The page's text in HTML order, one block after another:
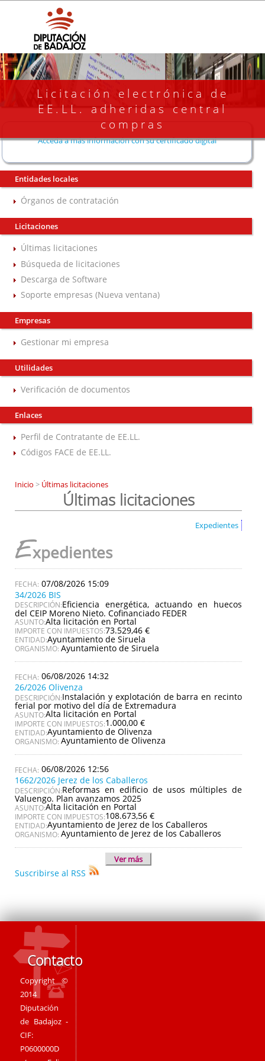
Licitación electrónica de
EE.LL. adheridas central
compras
Acceda a más información con su certificado digital
Entidades locales
Órganos de contratación
Licitaciones
Últimas licitaciones
Búsqueda de licitaciones
Descarga de Software
Soporte empresas (Nueva ventana)
Empresas
Gestionar mi empresa
Utilidades
Verificación de documentos
Enlaces
Perfil de Contratante de EE.LL.
Códigos FACE de EE.LL.
Inicio > Últimas licitaciones
Últimas licitaciones
Expedientes
Expedientes
07/08/2026 15:09
34/2026 BIS
DESCRIPCIÓN:Eficiencia energética, actuando en huecos
del CEIP Moreno Nieto. Cofinanciado FEDER
ASUNTO:Alta licitación en Portal
IMPORTE CON IMPUESTOS:73.529,46 €
ENTIDAD:Ayuntamiento de Siruela
ORGANISMO: Ayuntamiento de Siruela
06/08/2026 14:32
26/2026 Olivenza
DESCRIPCIÓN:Instalación y explotación de barra en recinto
ferial por motivo del día de Extremadura
ASUNTO:Alta licitación en Portal
IMPORTE CON IMPUESTOS:1.000,00 €
ENTIDAD:Ayuntamiento de Olivenza
ORGANISMO: Ayuntamiento de Olivenza
06/08/2026 12:56
1662/2026 Jerez de los Caballeros
DESCRIPCIÓN:Reformas en edificio de usos múltiples de
Valuengo. Plan avanzamos 2025
ASUNTO:Alta licitación en Portal
IMPORTE CON IMPUESTOS:108.673,56 €
ENTIDAD:Ayuntamiento de Jerez de los Caballeros
ORGANISMO: Ayuntamiento de Jerez de los Caballeros
Ver más
Suscribirse al RSS
Contacto
Copyright ©
2014
Diputación
de Badajoz -
CIF:
P0600000D